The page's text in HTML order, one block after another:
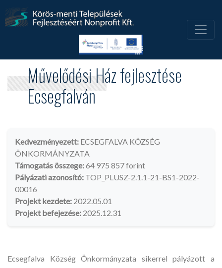
Művelődési Ház fejlesztése
Ecsegfalván
Kedvezményezett: ECSEGFALVA KÖZSÉG
ÖNKORMÁNYZATA
Támogatás összege:64 975 857 forint
Pályázati azonosító: TOP_PLUSZ-2.1.1-21-BS1-2022-
00016
Projekt kezdete: 2022.05.01
Projekt befejezése: 2025.12.31
Ecsegfalva Község Önkormányzata sikerrel pályázott a